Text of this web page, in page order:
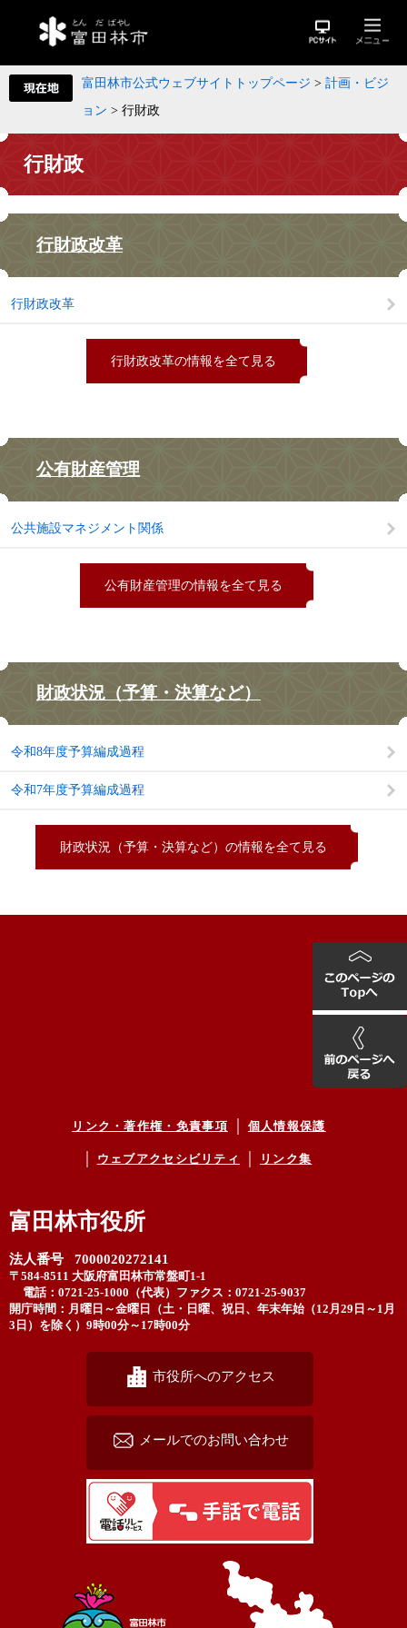
富田林市公式ウェブサイトトップページ > 計画・ビジ
ョン > 行財政
行財政
行財政改革
行財政改革
行財政改革の情報を全て見る
公有財産管理
公共施設マネジメント関係
公有財産管理の情報を全て見る
財政状況（予算・決算など）
令和8年度予算編成過程
令和7年度予算編成過程
財政状況（予算・決算など）の情報を全て見る
リンク・著作権・免責事項 個人情報保護
ウェブアクセシビリティ リンク集
富田林市役所
法人番号 7000020272141
〒584-8511 大阪府富田林市常盤町1-1
電話：0721-25-1000（代表） ファクス：0721-25-9037
開庁時間：月曜日～金曜日（土・日曜、祝日、年末年始（12月29日～1月
3日）を除く）9時00分～17時00分
市役所へのアクセス
メールでのお問い合わせ